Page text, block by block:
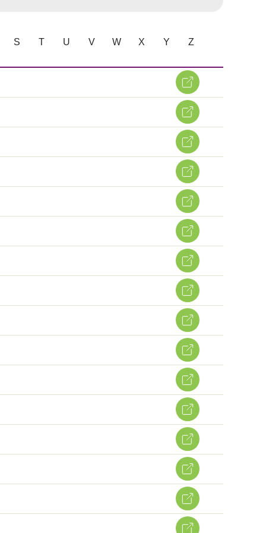
S T U V W X Y Z